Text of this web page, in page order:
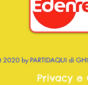
2020 by PARTIDAQUI di
Privacy e